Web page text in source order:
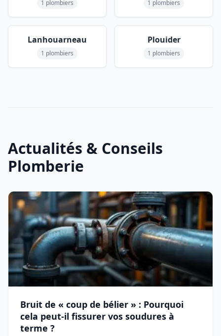
1 plombiers 1 plombiers
Lanhouarneau
1 plombiers
Plouider
1 plombiers
Actualités & Conseils
Plomberie
Bruit de « coup de bélier » : Pourquoi
cela peut-il fissurer vos soudures à
terme ?